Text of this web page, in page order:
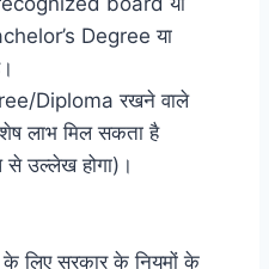
Degree या
Diploma रखने वाले
लाभ मिल सकता है
उल्लेख होगा)।
सरकार के नियमों के